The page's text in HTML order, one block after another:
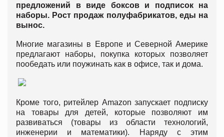
предложений в виде боксов и подписок на
наборы. Рост продаж полуфабрикатов, еды на
вынос.
Многие магазины в Европе и Северной Америке
предлагают наборы, покупка которых позволяет
пообедать или поужинать как в офисе, так и дома.
Кроме того, ритейлер Amazon запускает подписку
на товары для детей, которые позволяют им
развиваться (товары из области технологий,
инженерии и математики). Наряду с этим